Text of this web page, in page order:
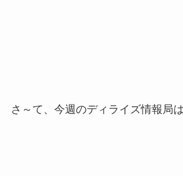
さ～て、今週のディライズ情報局